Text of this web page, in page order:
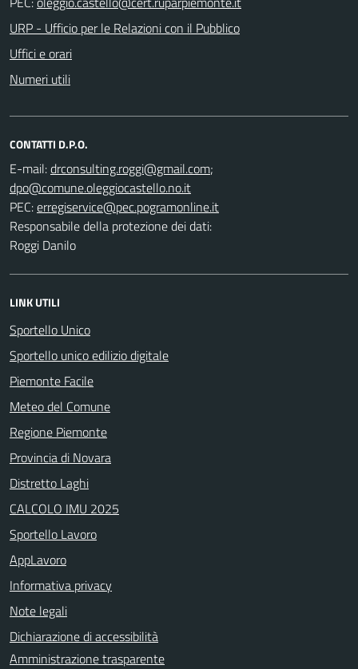
URP - Ufficio per le Relazioni con il Pubblico
Uffici e orari
Numeri utili
CONTATTI D.P.O.
E-mail:
;
PEC:
Responsabile della protezione dei dati:
Roggi Danilo
LINK UTILI
Sportello Unico
Sportello unico edilizio digitale
Piemonte Facile
Meteo del Comune
Regione Piemonte
Provincia di Novara
Distretto Laghi
CALCOLO IMU 2025
Sportello Lavoro
AppLavoro
Informativa privacy
Note legali
Dichiarazione di accessibilità
Amministrazione trasparente